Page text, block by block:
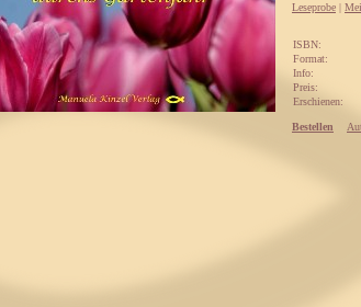
Leseprobe |
ISBN:
Format:
Info:
Preis:
Erschienen:
Bestellen